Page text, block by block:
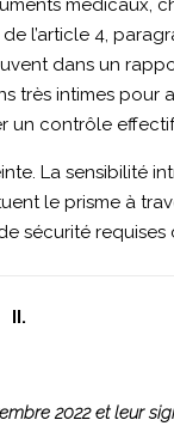
médicaux,
l’article 4,
dans un
très intimes
un contrôle
La sensibilité
le prisme à
sécurité
II.
2022 et leur